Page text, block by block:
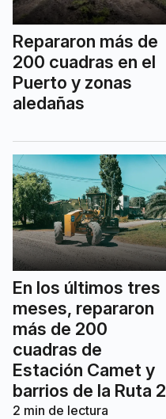
Repararon más de
200 cuadras en el
Puerto y zonas
aledañas
En los últimos tres
meses, repararon
más de 200
cuadras de
Estación Camet y
barrios de la Ruta 2
2 min de lectura